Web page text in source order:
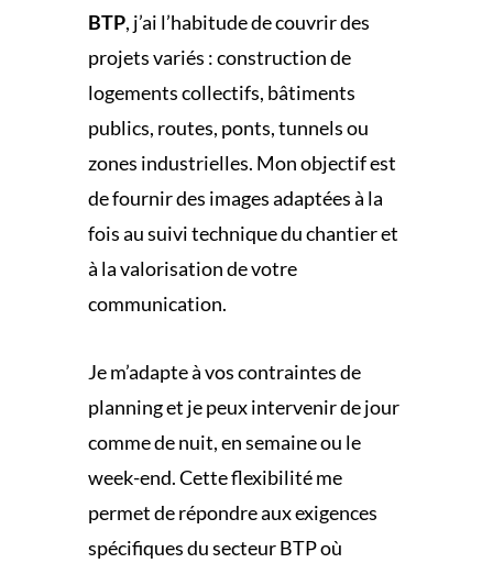
BTP, j’ai l’habitude de couvrir des
projets variés : construction de
logements collectifs, bâtiments
publics, routes, ponts, tunnels ou
zones industrielles. Mon objectif est
de fournir des images adaptées à la
fois au suivi technique du chantier et
à la valorisation de votre
communication.
Je m’adapte à vos contraintes de
planning et je peux intervenir de jour
comme de nuit, en semaine ou le
week-end. Cette flexibilité me
permet de répondre aux exigences
spécifiques du secteur BTP où